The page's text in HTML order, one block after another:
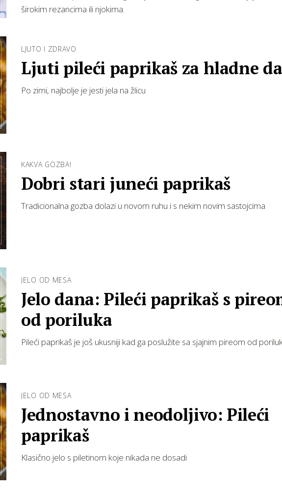
širokim rezancima ili njokima.
LJUTO I ZDRAVO
Ljuti pileći paprikaš za hladne
Po zimi, najbolje je jesti jela na žlicu
KAKVA GOZBA!
Dobri stari juneći paprikaš
Tradicionalna gozba dolazi u novom ruhu i s nekim novim sastojcima
JELO OD MESA
Jelo dana: Pileći paprikaš s
od poriluka
Pileći paprikaš je još ukusniji kad ga poslužite sa sjajnim pireom od
JELO OD MESA
Jednostavno i neodoljivo: Pileći
paprikaš
Klasično jelo s piletinom koje nikada ne dosadi